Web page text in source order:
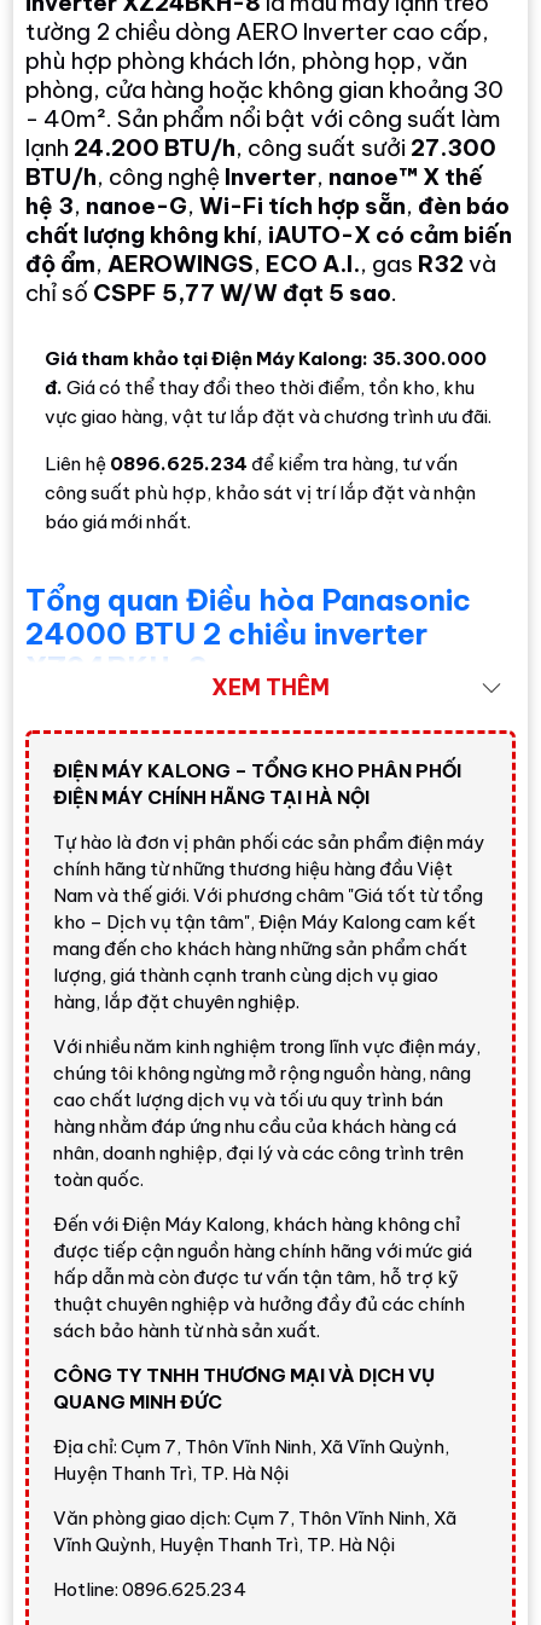
tường 2 chiều dòng AERO Inverter cao cấp,
phù hợp phòng khách lớn, phòng họp, văn
phòng, cửa hàng hoặc không gian khoảng 30
- 40m². Sản phẩm nổi bật với công suất làm
lạnh 24.200 BTU/h, công suất sưởi 27.300
BTU/h, công nghệ Inverter, nanoe™ X thế
hệ 3, nanoe-G,Wi-Fi tích hợp sẵn, đèn báo
chất lượng không khí, iAUTO-X có cảm biến
độ ẩm, AEROWINGS, ECO A.I., gas R32 và
chỉ số CSPF 5,77 W/W đạt 5 sao.
Giá tham khảo tại Điện Máy Kalong: 35.300.000
đ. Giá có thể thay đổi theo thời điểm, tồn kho, khu
vực giao hàng, vật tư lắp đặt và chương trình ưu đãi.
Liên hệ 0896.625.234 để kiểm tra hàng, tư vấn
công suất phù hợp, khảo sát vị trí lắp đặt và nhận
báo giá mới nhất.
Tổng quan Điều hòa Panasonic
24000 BTU 2 chiều inverter
XZ24BKH-8
XZ24BKH-8, gồm dàn lạnhCS-XZ24BKH-8và dàn
nóngCU-XZ24BKH-8. Đây là dòngHai chiều AERO
Inverter Cao cấp XZ (BKH-8), được thiết kế cho
khách hàng cần một chiếc điều hòa Panasonic công suất
lớn, dùng được cả mùa hè và mùa đông.
Với công suất làm lạnh danh định7,10 kW - 24.200
BTU/h , công suất sưởi danh định8,00 kW - 27.300
BTU/h, lưu lượng gió dàn lạnh21,0 m³/phút, cùng nhiều
công nghệ cao cấp như
nanoe™ X thế hệ 3, đèn báo
chất lượng không khí
Wi-Fi tích hợp
Điều hòa Panasonic 24000 BTU 2 chiều inverter
XZ24BKH-8phù hợp không gian rộng cần làm lạnh
nhanh, sưởi ấm ổn định và cải thiện chất lượng không khí
trong phòng.
Đánh giá nhanh từ Điện Máy
Kalong
Máy lạnh Panasonic 2.5HP 2 chiều cao
cấp cho phòng rộng
Điều hòa Panasonic XZ24BKH-8phù hợp với
khách hàng cần máy lạnh treo tường công suất lớn
hàng khoảng 30 - 40m². Điểm mạnh của máy là khả
nănglàm lạnh và sưởi ấm, công nghệ
nanoe™ X thế hệ 3 ,nanoe-G,đèn báo chất lượng
không khí, cảm biến bụi/mùi,Wi-Fi tích hợp
Dry, Quiet, Sleep và dàn trao đổi nhiệt
XEM THÊM
ĐIỆN MÁY KALONG – TỔNG KHO PHÂN PHỐI
ĐIỆN MÁY CHÍNH HÃNG TẠI HÀ NỘI
Tự hào là đơn vị phân phối các sản phẩm điện máy
chính hãng từ những thương hiệu hàng đầu Việt
Nam và thế giới. Với phương châm "Giá tốt từ tổng
kho – Dịch vụ tận tâm", Điện Máy Kalong cam kết
mang đến cho khách hàng những sản phẩm chất
lượng, giá thành cạnh tranh cùng dịch vụ giao
hàng, lắp đặt chuyên nghiệp.
Với nhiều năm kinh nghiệm trong lĩnh vực điện máy,
chúng tôi không ngừng mở rộng nguồn hàng, nâng
cao chất lượng dịch vụ và tối ưu quy trình bán
hàng nhằm đáp ứng nhu cầu của khách hàng cá
nhân, doanh nghiệp, đại lý và các công trình trên
toàn quốc.
Đến với Điện Máy Kalong, khách hàng không chỉ
được tiếp cận nguồn hàng chính hãng với mức giá
hấp dẫn mà còn được tư vấn tận tâm, hỗ trợ kỹ
thuật chuyên nghiệp và hưởng đầy đủ các chính
sách bảo hành từ nhà sản xuất.
CÔNG TY TNHH THƯƠNG MẠI VÀ DỊCH VỤ
QUANG MINH ĐỨC
Địa chỉ: Cụm 7, Thôn Vĩnh Ninh, Xã Vĩnh Quỳnh,
Huyện Thanh Trì, TP. Hà Nội
Văn phòng giao dịch: Cụm 7, Thôn Vĩnh Ninh, Xã
Vĩnh Quỳnh, Huyện Thanh Trì, TP. Hà Nội
Hotline: 0896.625.234